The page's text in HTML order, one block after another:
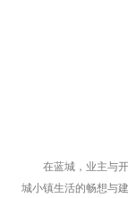
在蓝城，业主与
城小镇生活的畅想与